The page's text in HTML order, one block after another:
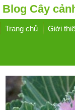
Blog Cây
Trang chủ Giới